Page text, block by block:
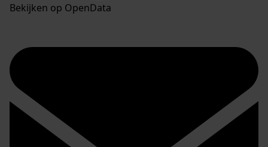
Bekijken op OpenData